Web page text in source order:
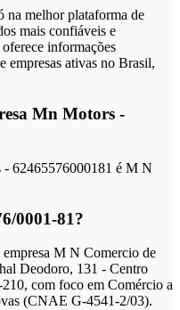
na melhor plataforma de
mais confiáveis e
informações
empresas ativas no Brasil,
Mn Motors -
- 62465576000181 é M N
0001-81?
M N Comercio de
Deodoro, 131 - Centro
com foco em Comércio a
(CNAE G-4541-2/03).